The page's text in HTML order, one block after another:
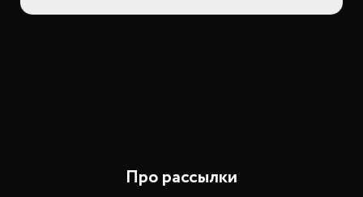
Про рассылки